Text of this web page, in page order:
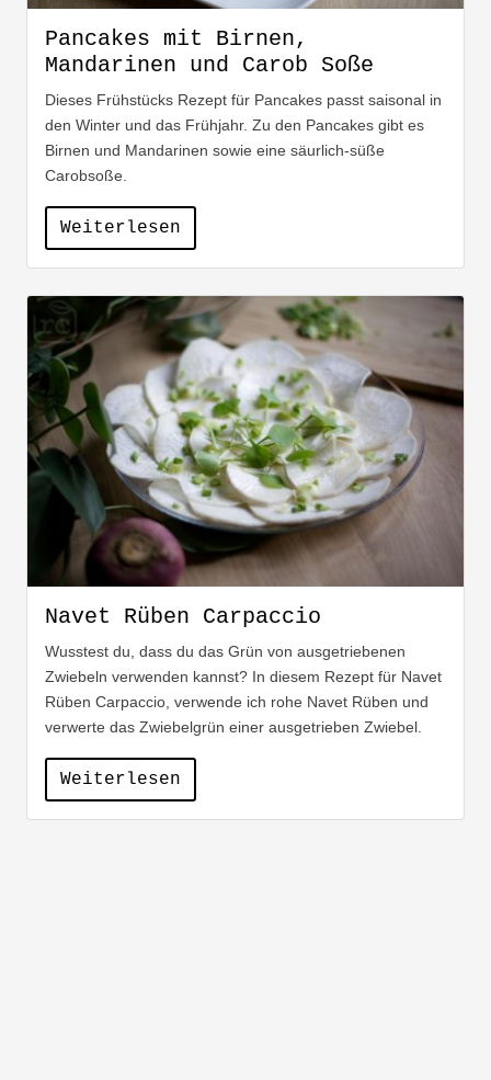
Pancakes mit Birnen,
Mandarinen und Carob Soße
Dieses Frühstücks Rezept für Pancakes passt saisonal in
den Winter und das Frühjahr. Zu den Pancakes gibt es
Birnen und Mandarinen sowie eine säurlich-süße
Carobsoße.
Weiterlesen
Navet Rüben Carpaccio
Wusstest du, dass du das Grün von ausgetriebenen
Zwiebeln verwenden kannst? In diesem Rezept für Navet
Rüben Carpaccio, verwende ich rohe Navet Rüben und
verwerte das Zwiebelgrün einer ausgetrieben Zwiebel.
Weiterlesen